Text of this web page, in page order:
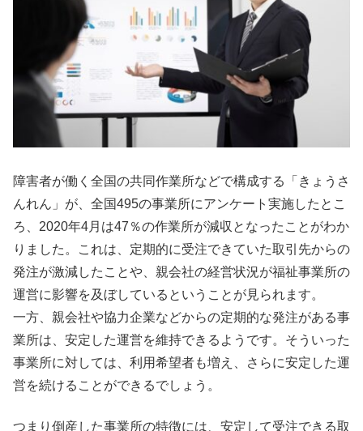
障害者が働く全国の共同作業所などで構成する「きょうさ
んれん」が、全国495の事業所にアンケート実施したとこ
ろ、2020年4月は47％の作業所が減収となったことがわか
りました。これは、定期的に受注できていた取引先からの
発注が激減したことや、親会社の経営状況が福祉事業所の
運営に影響を及ぼしているということが見られます。
一方、親会社や協力企業などからの定期的な発注がある事
業所は、安定した運営を維持できるようです。そういった
事業所に対しては、利用希望者も増え、さらに安定した運
営を続けることができるでしょう。
つまり倒産した事業所の特徴には、安定して受注できる取